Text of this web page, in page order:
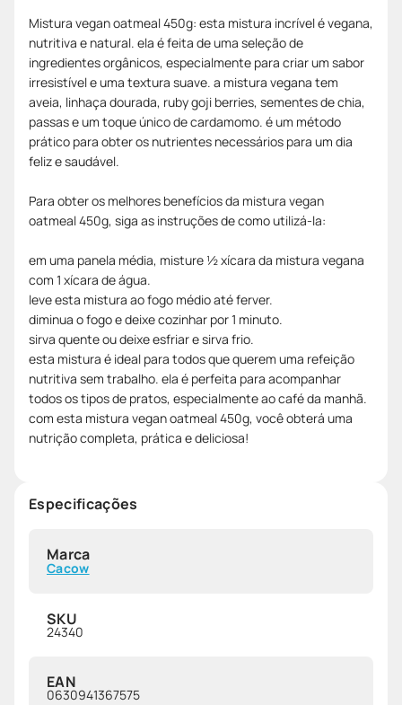
Mistura vegan oatmeal 450g: esta mistura incrível é vegana,
nutritiva e natural. ela é feita de uma seleção de
ingredientes orgânicos, especialmente para criar um sabor
irresistível e uma textura suave. a mistura vegana tem
aveia, linhaça dourada, ruby goji berries, sementes de chia,
passas e um toque único de cardamomo. é um método
prático para obter os nutrientes necessários para um dia
feliz e saudável.
Para obter os melhores benefícios da mistura vegan
oatmeal 450g, siga as instruções de como utilizá-la:
em uma panela média, misture ½ xícara da mistura vegana
com 1 xícara de água.
leve esta mistura ao fogo médio até ferver.
diminua o fogo e deixe cozinhar por 1 minuto.
sirva quente ou deixe esfriar e sirva frio.
esta mistura é ideal para todos que querem uma refeição
nutritiva sem trabalho. ela é perfeita para acompanhar
todos os tipos de pratos, especialmente ao café da manhã.
com esta mistura vegan oatmeal 450g, você obterá uma
nutrição completa, prática e deliciosa!
Especificações
Marca
Cacow
SKU
24340
EAN
0630941367575